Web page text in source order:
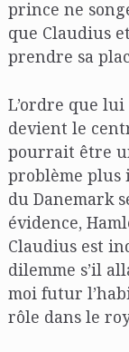
prince ne
que Claudius
prendre sa
L’ordre que
devient le
pourrait être
problème plus
du Danemark
évidence,
Claudius est
dilemme s’il
moi futur
rôle dans le